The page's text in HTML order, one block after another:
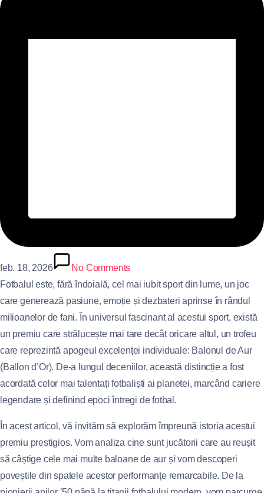
feb. 18, 2026
No Comments
Fotbalul este, fără îndoială, cel mai iubit sport din lume, un joc
care generează pasiune, emoție și dezbateri aprinse în rândul
milioanelor de fani. În universul fascinant al acestui sport, există
un premiu care strălucește mai tare decât oricare altul, un trofeu
care reprezintă apogeul excelenței individuale: Balonul de Aur
(Ballon d’Or). De-a lungul deceniilor, această distincție a fost
acordată celor mai talentați fotbaliști ai planetei, marcând cariere
legendare și definind epoci întregi de fotbal.
În acest articol, vă invităm să explorăm împreună istoria acestui
premiu prestigios. Vom analiza cine sunt jucătorii care au reușit
să câștige cele mai multe baloane de aur și vom descoperi
poveștile din spatele acestor performanțe remarcabile. De la